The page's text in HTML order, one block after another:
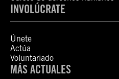
INVOLÚCRATE
Únete
Actúa
Voluntariado
MÁS ACTUALES